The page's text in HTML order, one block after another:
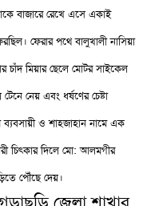
বাজারে রেখে এসে একাই
। ফেরার পথে বালুখালী নাসিয়া
চাঁদ মিয়ার ছেলে মোটর সাইকেল
নেয় এবং ধর্ষণের চেষ্টা
ও শাহজাহান নামে এক
চিৎকার দিলে মো: আলমগীর
পৌঁছে দেয়।